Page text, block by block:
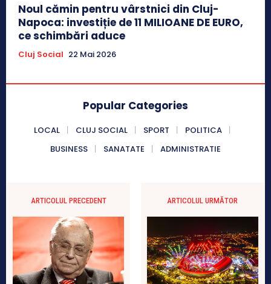
Noul cămin pentru vârstnici din Cluj-
Napoca: investiție de 11 MILIOANE DE EURO,
ce schimbări aduce
Cluj Social 22 Mai 2026
Popular Categories
LOCAL CLUJ SOCIAL SPORT
POLITICA
BUSINESS
SANATATE ADMINISTRATIE
ARTICOLUL PRECEDENT ARTICOLUL URMĂTOR